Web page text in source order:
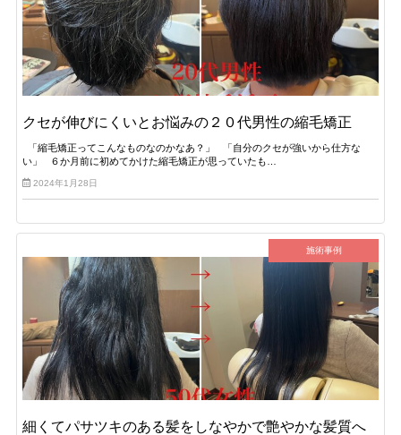
クセが伸びにくいとお悩みの２０代男性の縮毛矯正
「縮毛矯正ってこんなものなのかなあ？」 「自分のクセが強いから仕方な
い」 ６か月前に初めてかけた縮毛矯正が思っていたも…
2024年1月28日
施術事例
細くてパサツキのある髪をしなやかで艶やかな髪質へ